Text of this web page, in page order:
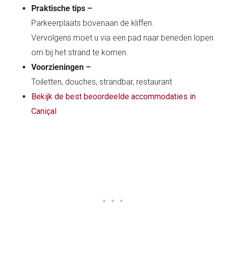
Praktische tips –
Parkeerplaats bovenaan de kliffen.
Vervolgens moet u via een pad naar beneden lopen
om bij het strand te komen.
Voorzieningen –
Toiletten, douches, strandbar, restaurant
Bekijk de best beoordeelde accommodaties in
Caniçal